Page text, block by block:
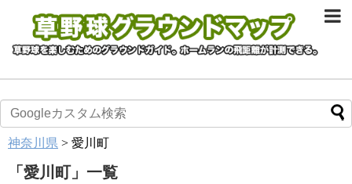
神奈川県 > 愛川町
「 愛川町」 一覧